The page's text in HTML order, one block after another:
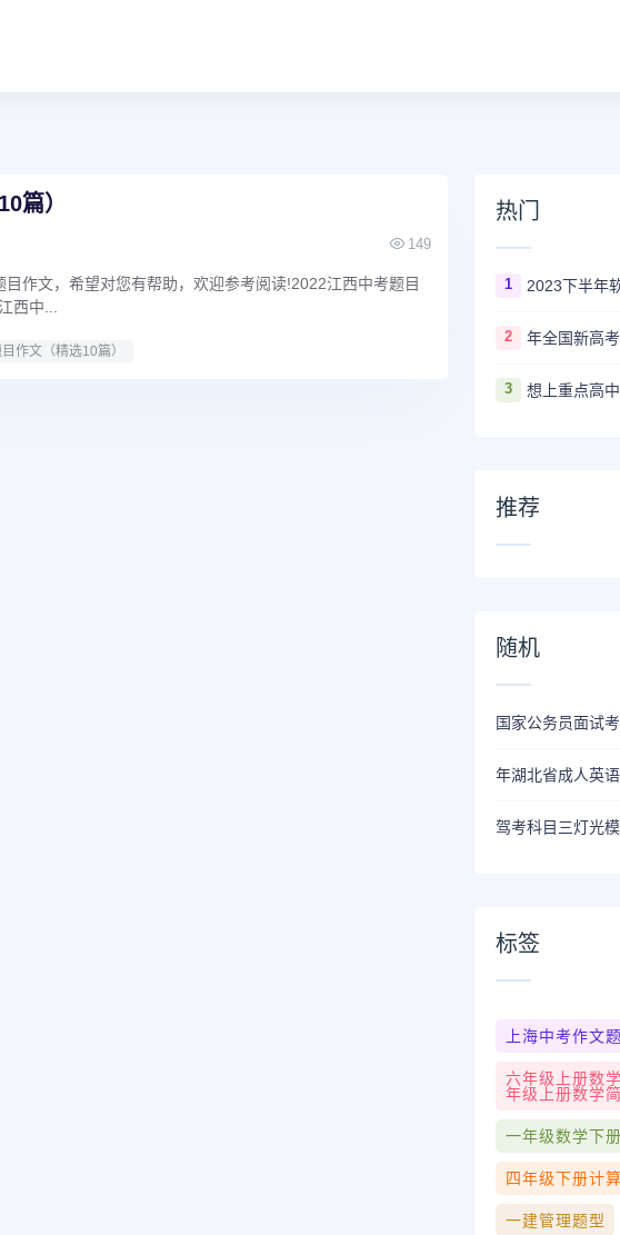
篇）
149
作文，希望对您有帮助，欢迎参考阅读!2022江西中考题目
西中...
作文（精选10篇）
热门
1
2 年全国新高
3
推荐
随机
国家公务员面试
年湖北省成人英
驾考科目三灯光
标签
上海中考作文
六年级上册数
年级上册数学
一年级数学下
四年级下册计
一建管理题型